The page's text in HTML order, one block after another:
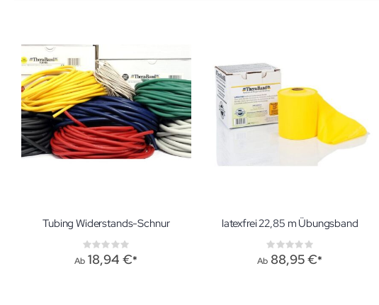
Tubing Widerstands-Schnur
Rating:
0%
Ab 18,94 €
latexfrei 22,85 m Übungsband
Rating:
0%
Ab 88,95 €